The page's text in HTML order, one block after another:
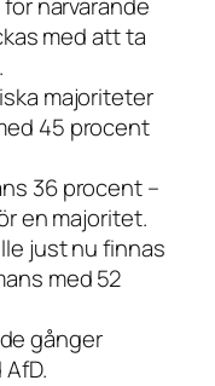
med att ta
majoriteter
45 procent
36 procent –
en majoritet.
just nu finnas
med 52
gånger